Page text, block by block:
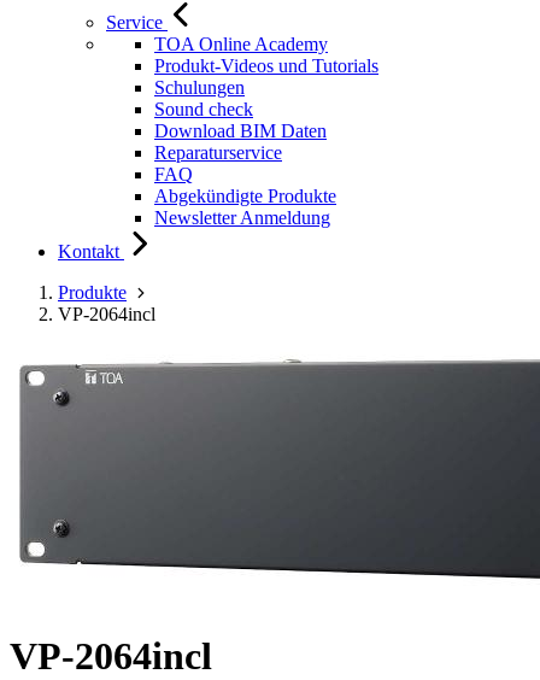
Service
TOA Online Academy
Produkt-Videos und Tutorials
Schulungen
Sound check
Download BIM Daten
Reparaturservice
FAQ
Abgekündigte Produkte
Newsletter Anmeldung
Kontakt
Produkte
VP-2064incl
VP-2064incl